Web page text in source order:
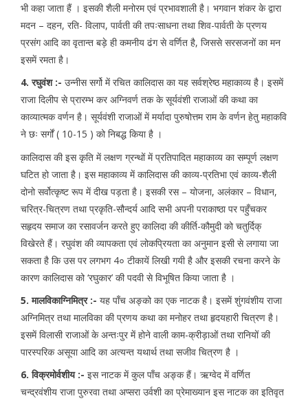
भी कहा जाता हैं । इसकी शैली मनोरम एवं प्रभावशाली है। भगवान शंकर के द्वारा
मदन – दहन, रति- विलाप, पार्वती की तपःसाधना तथा शिव-पार्वती के प्रणय
प्रसंग आदि का वृतान्त बड़े ही कमनीय ढंग से वर्णित है, जिससे सरसजनों का मन
इसमें रमता है।
4. रघुवंश :- उन्नीस सर्गो में रचित कालिदास का यह सर्वश्रेष्ठ महाकाव्य है। इसमें
राजा दिलीप से प्रारम्भ कर अग्निवर्ण तक के सूर्यवंशी राजाओं की कथा का
काव्यात्मक वर्णन है। सूर्यवंशी राजाओं में मर्यादा पुरुषोत्तम राम के वर्णन हेतु महाकवि
ने छः सर्गों ( 10-15 ) को निबद्ध किया है ।
कालिदास की इस कृति में लक्षण ग्रन्थों में प्रतिपादित महाकाव्य का सम्पूर्ण लक्षण
घटित हो जाता है। इस महाकाव्य में कालिदास की काव्य-प्रतिभा एवं काव्य-शैली
दोनो सर्वोत्कृष्ट रूप में दीख पड़ता है। इसकी रस – योजना, अलंकार – विधान,
चरित्र-चित्रण तथा प्रकृति-सौन्दर्य आदि सभी अपनी पराकाष्ठा पर पहुँचकर
सहृदय समाज का रसावर्जन करते हुए कालिदा की कीर्ति-कौमुदी को चतुर्दिक्
विखेरते हैं। रघुवंश की व्यापकता एवं लोकप्रियता का अनुमान इसी से लगाया जा
सकता है कि उस पर लगभग 4० टीकायें लिखी गयी है और इसकी रचना करने के
कारण कालिदास को ‘रघुकार’ की पदवी से विभूषित किया जाता है ।
5. मालविकाग्निमित्र :- यह पाँच अङ्को का एक नाटक है। इसमें शुंगवंशीय राजा
अग्निमित्र तथा मालविका की प्रणय कथा का मनोहर तथा हृदयहारी चित्रण है।
इसमें विलासी राजाओं के अन्तःपुर में होने वाली काम-क्रीड़ाओं तथा रानियों की
पारस्परिक असूया आदि का अत्यन्त यथार्थ तथा सजीव चित्रण है ।
6. विक्रमोर्वशीय :- इस नाटक में कुल पाँच अङ्क हैं। ऋग्वेद में वर्णित
चन्द्रवंशीय राजा पुरुरवा तथा अप्सरा उर्वशी का प्रेमाख्यान इस नाटक का इतिवृत